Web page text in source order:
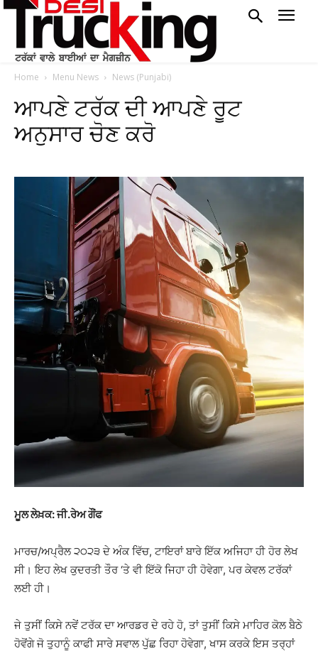
Home Menu News News (Punjabi)
ਆਪਣੇ ਟਰੱਕ ਦੀ ਆਪਣੇ ਰੂਟ
ਅਨੁਸਾਰ ਚੋਣ ਕਰੋ
ਮੂਲ ਲੇਖ਼ਕ: ਜੀ.ਰੇਅ ਗੌਂਫ
ਮਾਰਚ/ਅਪ੍ਰੈਲ ੨੦੨੩ ਦੇ ਅੰਕ ਵਿੱਚ, ਟਾਇਰਾਂ ਬਾਰੇ ਇੱਕ ਅਜਿਹਾ ਹੀ ਹੋਰ ਲੇਖ
ਸੀ। ਇਹ ਲੇਖ ਕੁਦਰਤੀ ਤੌਰ ‘ਤੇ ਵੀ ਇੱਕੋ ਜਿਹਾ ਹੀ ਹੋਵੇਗਾ, ਪਰ ਕੇਵਲ ਟਰੱਕਾਂ
ਲਈ ਹੀ।
ਜੇ ਤੁਸੀਂ ਕਿਸੇ ਨਵੇਂ ਟਰੱਕ ਦਾ ਆਰਡਰ ਦੇ ਰਹੇ ਹੋ, ਤਾਂ ਤੁਸੀਂ ਕਿਸੇ ਮਾਹਿਰ ਕੋਲ ਬੈਠੇ
ਹੋਵੋਂਗੇ ਜੋ ਤੁਹਾਨੂੰ ਕਾਫੀ ਸਾਰੇ ਸਵਾਲ ਪੁੱਛ ਰਿਹਾ ਹੋਵੇਗਾ, ਖਾਸ ਕਰਕੇ ਇਸ ਤਰ੍ਹਾਂ